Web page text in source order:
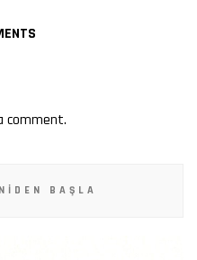
comment.
BAŞLA